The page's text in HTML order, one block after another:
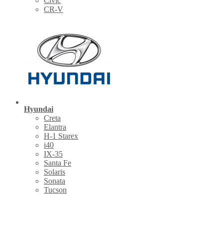
CR-V
Hyundai
Creta
Elantra
H-1 Starex
i40
IX-35
Santa Fe
Solaris
Sonata
Tucson